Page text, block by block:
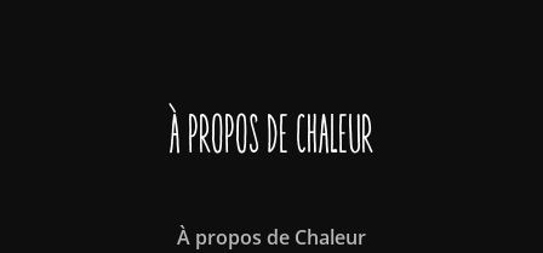
À propos de Chaleur
À propos de Chaleur